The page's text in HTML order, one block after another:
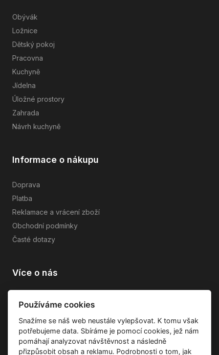
Obývák
Ložnice
Dětský pokoj
Pracovna
Kuchyně
Jídelna
Úložné prostory
Zahrada
Návrh kuchyně
Informace o nákupu
Doprava
Platba
Reklamace a vrácení zboží
Obchodní podmínky
Časté dotazy
Více o nás
Průvodce tkaninami
Kontakty
Používáme cookies
Snažíme se náš web neustále vylepšovat. K tomu však
potřebujeme data. Sbíráme je pomocí cookies, jež nám
pomáhají analyzovat návštěvnost a následně
přizpůsobit obsah a reklamu. Podrobnosti o tom, jak